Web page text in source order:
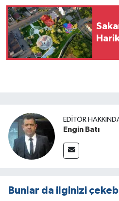
EDITÖR
Engin Batı
Bunlar da ilginizi